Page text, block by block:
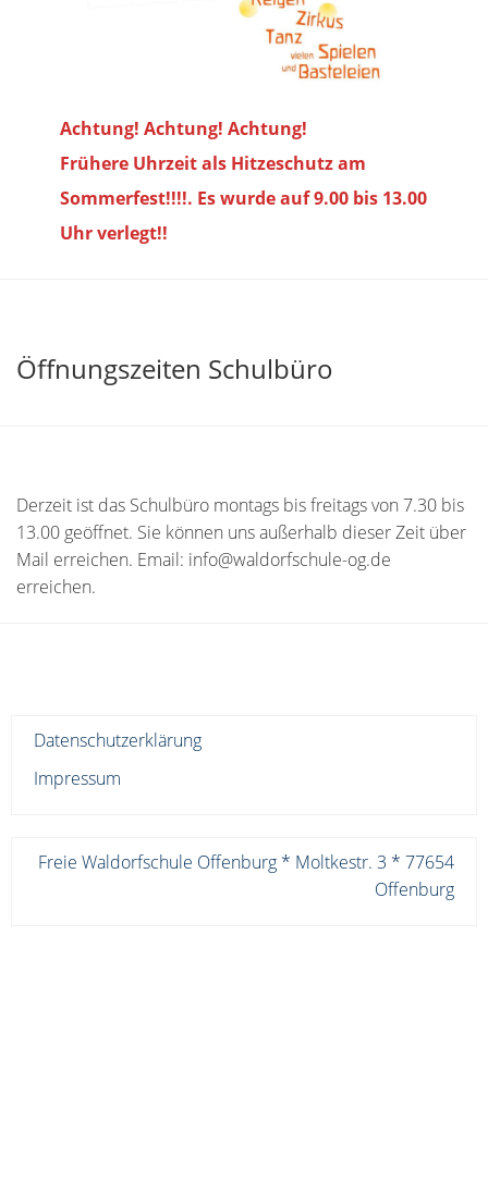
Achtung! Achtung! Achtung!
Frühere Uhrzeit als Hitzeschutz am
Sommerfest!!!!. Es wurde auf 9.00 bis 13.00
Uhr verlegt!!
Öffnungszeiten Schulbüro
Derzeit ist das Schulbüro montags bis freitags von 7.30 bis
13.00 geöffnet. Sie können uns außerhalb dieser Zeit über
Mail erreichen. Email: info@waldorfschule-og.de
erreichen.
Datenschutzerklärung
Impressum
Freie Waldorfschule Offenburg * Moltkestr. 3 * 77654
Offenburg